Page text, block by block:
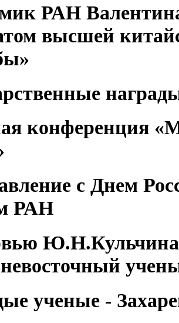
РАН
высшей
конференция
с Днем
РАН
Ю.Н.Кульчина
ученые -